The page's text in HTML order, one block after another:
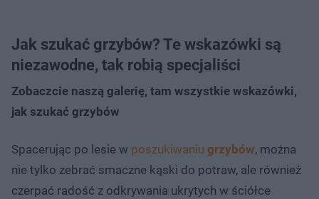
Jak szukać grzybów? Te wskazówki są
niezawodne, tak robią specjaliści
Zobaczcie naszą galerię, tam wszystkie wskazówki,
jak szukać grzybów
Spacerując po lesie w poszukiwaniu grzybów, można
nie tylko zebrać smaczne kąski do potraw, ale również
czerpać radość z odkrywania ukrytych w ściółce